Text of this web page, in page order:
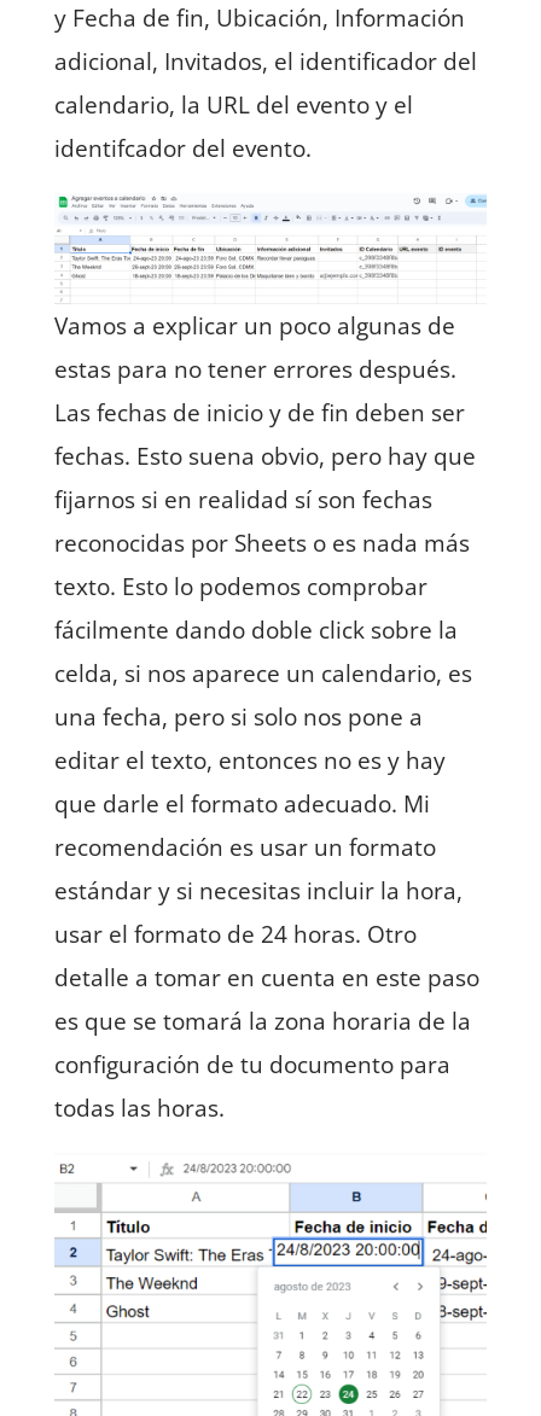
y Fecha de fin, Ubicación, Información
adicional, Invitados, el identificador del
calendario, la URL del evento y el
identifcador del evento.
Vamos a explicar un poco algunas de
estas para no tener errores después.
Las fechas de inicio y de fin deben ser
fechas. Esto suena obvio, pero hay que
fijarnos si en realidad sí son fechas
reconocidas por Sheets o es nada más
texto. Esto lo podemos comprobar
fácilmente dando doble click sobre la
celda, si nos aparece un calendario, es
una fecha, pero si solo nos pone a
editar el texto, entonces no es y hay
que darle el formato adecuado. Mi
recomendación es usar un formato
estándar y si necesitas incluir la hora,
usar el formato de 24 horas. Otro
detalle a tomar en cuenta en este paso
es que se tomará la zona horaria de la
configuración de tu documento para
todas las horas.